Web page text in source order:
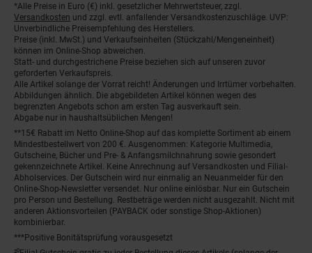
Fußnoten
*Alle Preise in Euro (€) inkl. gesetzlicher Mehrwertsteuer, zzgl.
Versandkosten und zzgl. evtl. anfallender Versandkostenzuschläge. UVP:
Unverbindliche Preisempfehlung des Herstellers.
Preise (inkl. MwSt.) und Verkaufseinheiten (Stückzahl/Mengeneinheit)
können im Online-Shop abweichen.
Statt- und durchgestrichene Preise beziehen sich auf unseren zuvor
geforderten Verkaufspreis.
Alle Artikel solange der Vorrat reicht! Änderungen und Irrtümer vorbehalten.
Abbildungen ähnlich. Die abgebildeten Artikel können wegen des
begrenzten Angebots schon am ersten Tag ausverkauft sein.
Abgabe nur in haushaltsüblichen Mengen!
**15€ Rabatt im Netto Online-Shop auf das komplette Sortiment ab einem
Mindestbestellwert von 200 €. Ausgenommen: Kategorie Multimedia,
Gutscheine, Bücher und Pre- & Anfangsmilchnahrung sowie gesondert
gekennzeichnete Artikel. Keine Anrechnung auf Versandkosten und Filial-
Abholservices. Der Gutschein wird nur einmalig an Neuanmelder für den
Online-Shop-Newsletter versendet. Nur online einlösbar. Nur ein Gutschein
pro Person und Bestellung. Restbeträge werden nicht ausgezahlt. Nicht mit
anderen Aktionsvorteilen (PAYBACK oder sonstige Shop-Aktionen)
kombinierbar.
***Positive Bonitätsprüfung vorausgesetzt